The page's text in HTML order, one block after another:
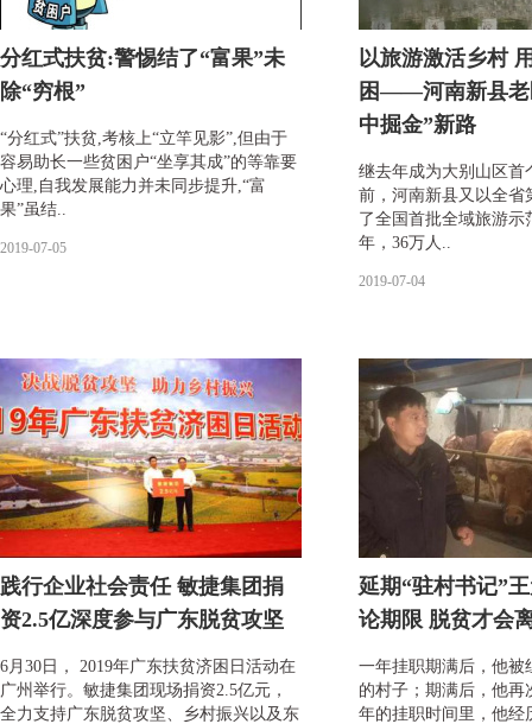
分红式扶贫:警惕结了“富果”未
除“穷根”
“分红式”扶贫,考核上“立竿见影”,但由于
容易助长一些贫困户“坐享其成”的等靠要
心理,自我发展能力并未同步提升,“富
果”虽结..
2019-07-05
以旅游激活乡村
困——河南新县老
中掘金”新路
继去年成为大别山区首
前，河南新县又以全省
了全国首批全域旅游示
年，36万人..
2019-07-04
践行企业社会责任 敏捷集团捐
资2.5亿深度参与广东脱贫攻坚
6月30日， 2019年广东扶贫济困日活动在
广州举行。敏捷集团现场捐资2.5亿元，
全力支持广东脱贫攻坚、乡村振兴以及东
延期“驻村书记”
论期限 脱贫才会
一年挂职期满后，他被
的村子；期满后，他再
年的挂职时间里，他经